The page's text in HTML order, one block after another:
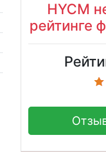
HYCM
рейтинге